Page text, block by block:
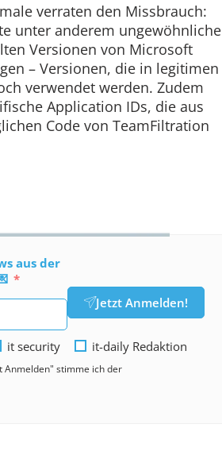
verraten den Missbrauch:
unter anderem ungewöhnliche
Versionen von Microsoft
– Versionen, die in legitimen
verwendet werden. Zudem
Application IDs, die aus
Code von TeamFiltration
aus der
Jetzt Anmelden!
it security it-daily Redaktion
Anmelden" stimme ich der